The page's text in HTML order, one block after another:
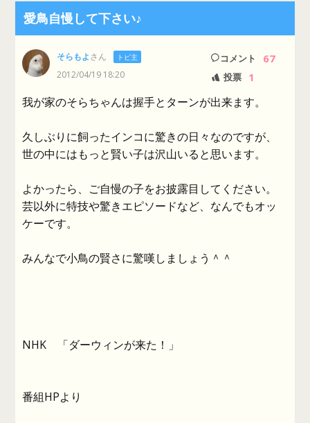
愛鳥自慢して下さい♪
そらもよさん トピ主
2012/04/19 18:20
コメント 67
投票 1
我が家のそらちゃんは握手とターンが出来ます。
久しぶりに飼ったインコに驚きの日々なのですが、
世の中にはもっと賢い子は沢山いると思います。
よかったら、ご自慢の子をお披露目してください。
芸以外に特技や驚きエピソードなど、なんでもオッ
ケーです。
みんなで小鳥の賢さに驚嘆しましょう＾＾
NHK 「ダーウィンが来た！」
番組HPより